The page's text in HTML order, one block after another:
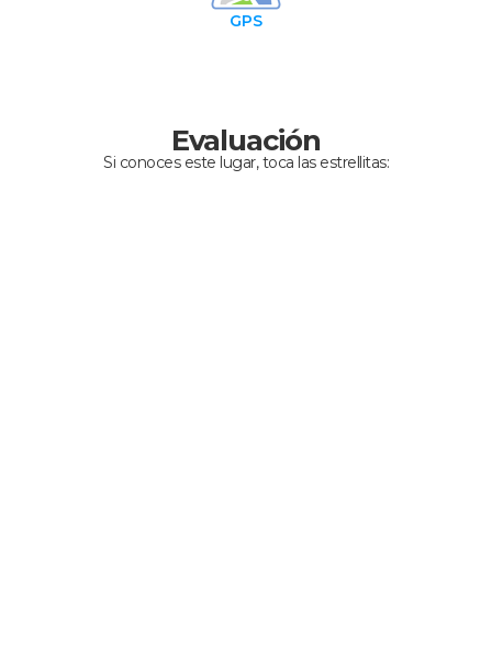
GPS
Evaluación
Si conoces este lugar, toca las estrellitas: